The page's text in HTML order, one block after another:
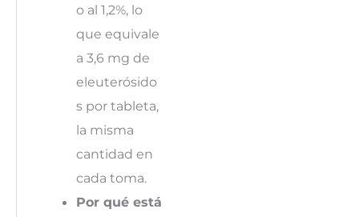
o al 1,2%, lo
que equivale
a 3,6 mg de
eleuterósido
s por tableta,
la misma
cantidad en
cada toma.
Por qué está